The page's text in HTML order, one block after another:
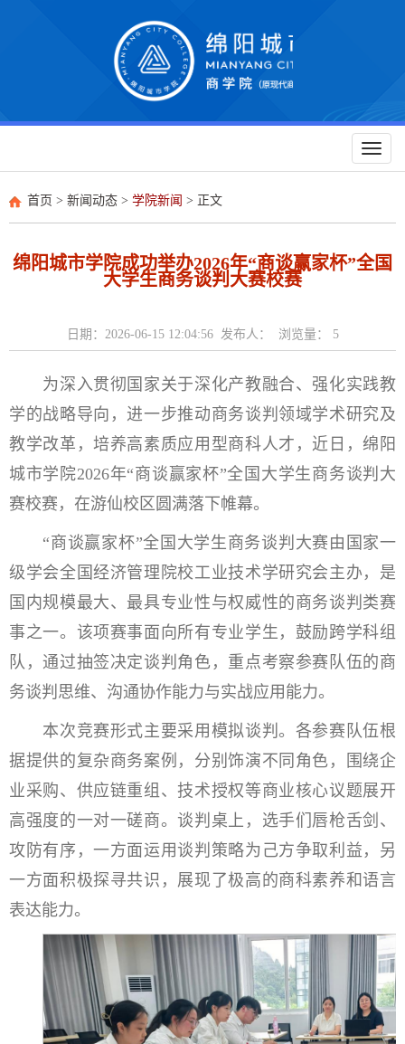
Toggle
首页 > 新闻动态 > 学院新闻 > 正文
绵阳城市学院成功举办2026年“商谈赢家杯”全国
大学生商务谈判大赛校赛
日期：2026-06-15 12:04:56 发布人： 浏览量： 5
为深入贯彻国家关于深化产教融合、强化实践教
学的战略导向，进一步推动商务谈判领域学术研究及
教学改革，培养高素质应用型商科人才，近日，绵阳
城市学院2026年“商谈赢家杯”全国大学生商务谈判大
赛校赛，在游仙校区圆满落下帷幕。
“商谈赢家杯”全国大学生商务谈判大赛由国家一
级学会全国经济管理院校工业技术学研究会主办，是
国内规模最大、最具专业性与权威性的商务谈判类赛
事之一。该项赛事面向所有专业学生，鼓励跨学科组
队，通过抽签决定谈判角色，重点考察参赛队伍的商
务谈判思维、沟通协作能力与实战应用能力。
本次竞赛形式主要采用模拟谈判。各参赛队伍根
据提供的复杂商务案例，分别饰演不同角色，围绕企
业采购、供应链重组、技术授权等商业核心议题展开
高强度的一对一磋商。谈判桌上，选手们唇枪舌剑、
攻防有序，一方面运用谈判策略为己方争取利益，另
一方面积极探寻共识，展现了极高的商科素养和语言
表达能力。